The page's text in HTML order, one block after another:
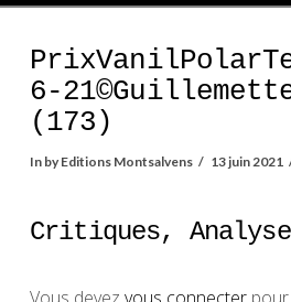
6-
(173)
In by Editions Montsalvens 13 juin 2021
Critiques,
Vous devez vous connecterpour